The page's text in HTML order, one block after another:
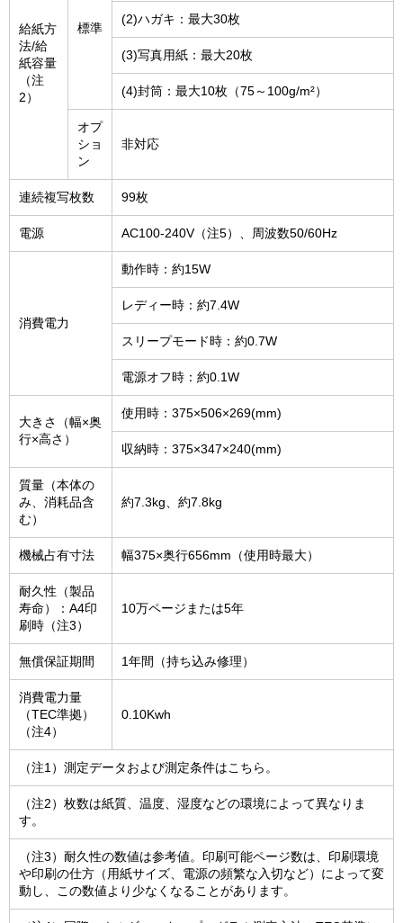
給紙方
法/給
紙容量
（注
2）
標準
(2)ハガキ：最大30枚
(3)写真用紙：最大20枚
(4)封筒：最大10枚（75～100g/m²）
オプ
ショ
ン
非対応
連続複写枚数 99枚
電源 AC100-240V（注5）、周波数50/60Hz
消費電力
動作時：約15W
レディー時：約7.4W
スリープモード時：約0.7W
電源オフ時：約0.1W
大きさ（幅×奥
行×高さ）
使用時：375×506×269(mm)
収納時：375×347×240(mm)
質量（本体の
み、消耗品含
む）
約7.3kg、約7.8kg
機械占有寸法 幅375×奥行656mm（使用時最大）
耐久性（製品
寿命）：A4印
刷時（注3）
10万ページまたは5年
無償保証期間 1年間（持ち込み修理）
消費電力量
（TEC準拠）
（注4）
0.10Kwh
（注1）測定データおよび測定条件はこちら。
（注2）枚数は紙質、温度、湿度などの環境によって異なりま
す。
（注3）耐久性の数値は参考値。印刷可能ページ数は、印刷環境
や印刷の仕方（用紙サイズ、電源の頻繁な入切など）によって変
動し、この数値より少なくなることがあります。